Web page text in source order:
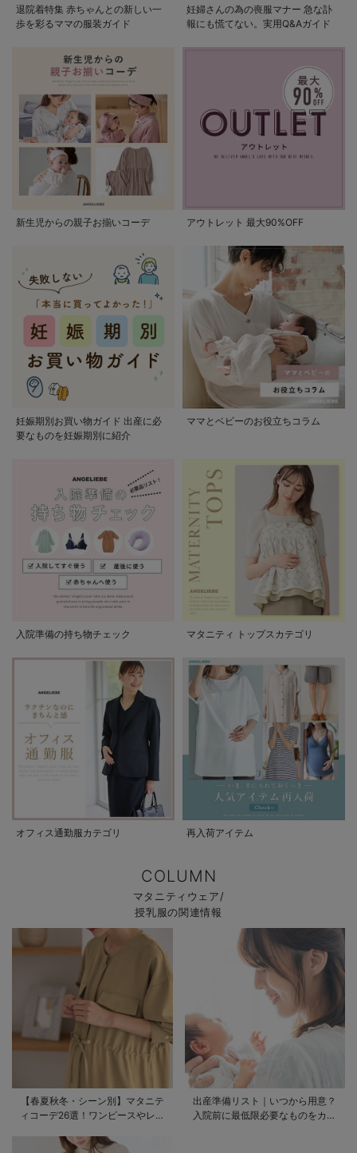
退院着特集 赤ちゃんとの新しい一
歩を彩るママの服装ガイド
妊婦さんの為の喪服マナー 急な訃
報にも慌てない。実用Q&Aガイド
新生児からの親子お揃いコーデ アウトレット 最大90%OFF
妊娠期別お買い物ガイド 出産に必
要なものを妊娠期別に紹介
ママとベビーのお役立ちコラム
入院準備の持ち物チェック マタニティ トップスカテゴリ
オフィス通勤服カテゴリ 再入荷アイテム
COLUMN
マタニティウェア/
授乳服の関連情報
【春夏秋冬・シーン別】マタニテ
ィコーデ26選！ワンピースやレギ
出産準備リスト｜いつから用意？
入院前に最低限必要なものをカテ